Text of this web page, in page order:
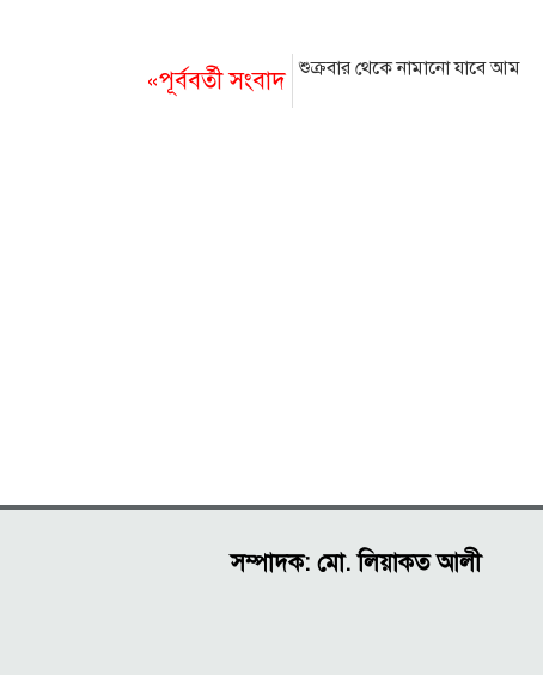
«পূর্ববর্তী সংবাদ শুক্রবার থেকে নামানো যাবে আম
সম্পাদক: মো. লিয়াকত আলী